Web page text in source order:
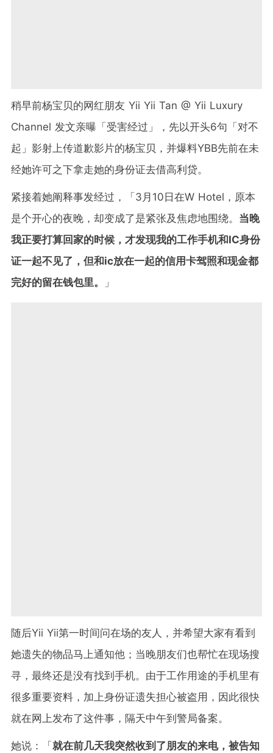
稍早前杨宝贝的网红朋友 Yii Yii Tan @ Yii Luxury
Channel 发文亲曝「受害经过」，先以开头6句「对不
起」影射上传道歉影片的杨宝贝，并爆料YBB先前在未
经她许可之下拿走她的身份证去借高利贷。
紧接着她阐释事发经过，「3月10日在W Hotel，原本
是个开心的夜晚，却变成了是紧张及焦虑地围绕。 当晚
我正要打算回家的时候，才发现我的工作手机和IC身份
证一起不见了，但和ic放在一起的信用卡驾照和现金都
完好的留在钱包里。
」
随后Yii Yii第一时间问在场的友人，并希望大家有看到
她遗失的物品马上通知他；当晚朋友们也帮忙在现场搜
寻，最终还是没有找到手机。由于工作用途的手机里有
很多重要资料，加上身份证遗失担心被盗用，因此很快
就在网上发布了这件事，隔天中午到警局备案。
她说：「 就在前几天我突然收到了朋友的来电，被告知